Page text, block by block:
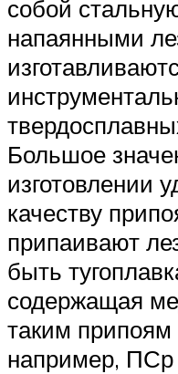
собой
напаянными
Большое
изготовлении
качеству
припаивают
быть
содержащая
таким припоям
например,